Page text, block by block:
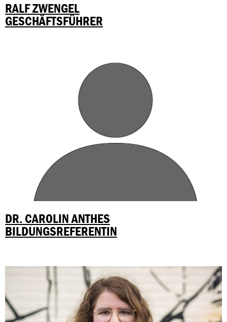
RALF ZWENGEL
GESCHÄFTSFÜHRER
DR. CAROLIN ANTHES
BILDUNGSREFERENTIN